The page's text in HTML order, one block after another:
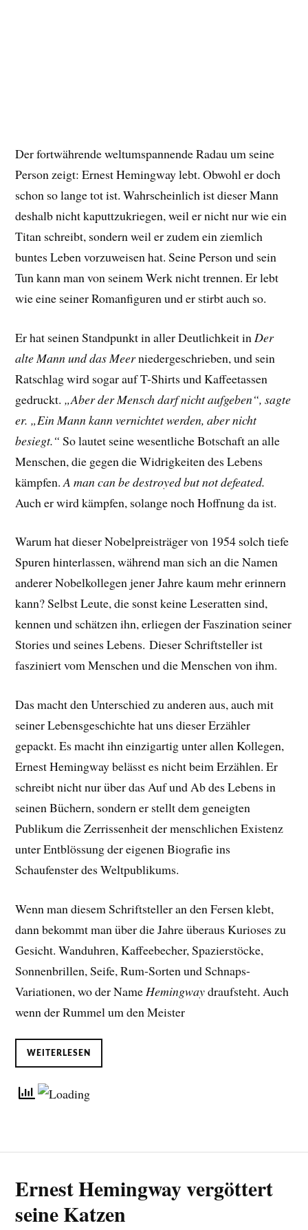
Der fortwährende weltumspannende Radau um seine
Person zeigt: Ernest Hemingway lebt. Obwohl er doch
schon so lange tot ist. Wahrscheinlich ist dieser Mann
deshalb nicht kaputtzukriegen, weil er nicht nur wie ein
Titan schreibt, sondern weil er zudem ein ziemlich
buntes Leben vorzuweisen hat. Seine Person und sein
Tun kann man von seinem Werk nicht trennen. Er lebt
wie eine seiner Romanfiguren und er stirbt auch so.
Er hat seinen Standpunkt in aller Deutlichkeit in Der
alte Mann und das Meerniedergeschrieben, und sein
Ratschlag wird sogar auf T-Shirts und Kaffeetassen
gedruckt. „Aber der Mensch darf nicht aufgeben“, sagte
er. „Ein Mann kann vernichtet werden, aber nicht
besiegt.“So lautet seine wesentliche Botschaft an alle
Menschen, die gegen die Widrigkeiten des Lebens
kämpfen. A man can be destroyed but not defeated.
Auch er wird kämpfen, solange noch Hoffnung da ist.
Warum hat dieser Nobelpreisträger von 1954 solch tiefe
Spuren hinterlassen, während man sich an die Namen
anderer Nobelkollegen jener Jahre kaum mehr erinnern
kann? Selbst Leute, die sonst keine Leseratten sind,
kennen und schätzen ihn, erliegen der Faszination seiner
Stories und seines Lebens. Dieser Schriftsteller ist
fasziniert vom Menschen und die Menschen von ihm.
Das macht den Unterschied zu anderen aus, auch mit
seiner Lebensgeschichte hat uns dieser Erzähler
gepackt. Es macht ihn einzigartig unter allen Kollegen,
Ernest Hemingway belässt es nicht beim Erzählen. Er
schreibt nicht nur über das Auf und Ab des Lebens in
seinen Büchern, sondern er stellt dem geneigten
Publikum die Zerrissenheit der menschlichen Existenz
unter Entblössung der eigenen Biografie ins
Schaufenster des Weltpublikums.
Wenn man diesem Schriftsteller an den Fersen klebt,
dann bekommt man über die Jahre überaus Kurioses zu
Gesicht. Wanduhren, Kaffeebecher, Spazierstöcke,
Sonnenbrillen, Seife, Rum-Sorten und Schnaps-
Variationen, wo der NameHemingwaydraufsteht. Auch
wenn der Rummel um den Meister
WEITERLESEN
Ernest Hemingway vergöttert
seine Katzen